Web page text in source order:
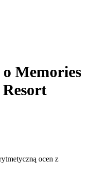
Memories
ocen z